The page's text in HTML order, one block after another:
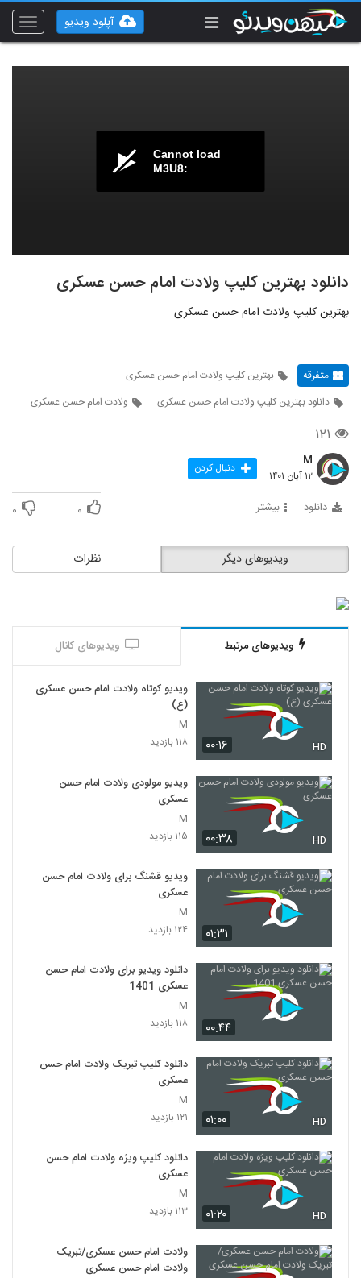
Toggle
آپلود ویدیو
Cannot load
M3U8:
دانلود بهترین کلیپ ولادت امام حسن عسکری
بهترین کلیپ ولادت امام حسن عسکری
متفرقه
بهترین کلیپ ولادت امام حسن عسکری
دانلود بهترین کلیپ ولادت امام حسن عسکری
ولادت امام حسن عسکری
۱۲۱
M
۱۲ آبان ۱۴۰۱ دنبال کردن
دانلود بیشتر ۰ ۰
نظرات ویدیوهای دیگر
ویدیوهای مرتبط ویدیوهای کانال
۰۰:۱۶ HD
ویدیو کوتاه ولادت امام حسن عسکری
(ع)
M
۱۱۸ بازدید
۰۰:۳۸ HD
ویدیو مولودی ولادت امام حسن
عسکری
M
۱۱۵ بازدید
۰۱:۳۱
ویدیو قشنگ برای ولادت امام حسن
عسکری
M
۱۲۴ بازدید
۰۰:۴۴
دانلود ویدیو برای ولادت امام حسن
عسکری 1401
M
۱۱۸ بازدید
۰۱:۰۰ HD
دانلود کلیپ تبریک ولادت امام حسن
عسکری
M
۱۲۱ بازدید
۰۱:۲۰ HD
دانلود کلیپ ویژه ولادت امام حسن
عسکری
M
۱۱۳ بازدید
ولادت امام حسن عسکری/تبریک
ولادت امام حسن عسکری